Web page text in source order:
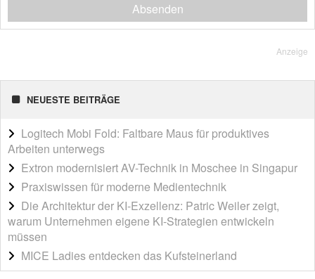
Absenden
Anzeige
NEUESTE BEITRÄGE
Logitech Mobi Fold: Faltbare Maus für produktives
Arbeiten unterwegs
Extron modernisiert AV-Technik in Moschee in Singapur
Praxiswissen für moderne Medientechnik
Die Architektur der KI-Exzellenz: Patric Weiler zeigt,
warum Unternehmen eigene KI-Strategien entwickeln
müssen
MICE Ladies entdecken das Kufsteinerland